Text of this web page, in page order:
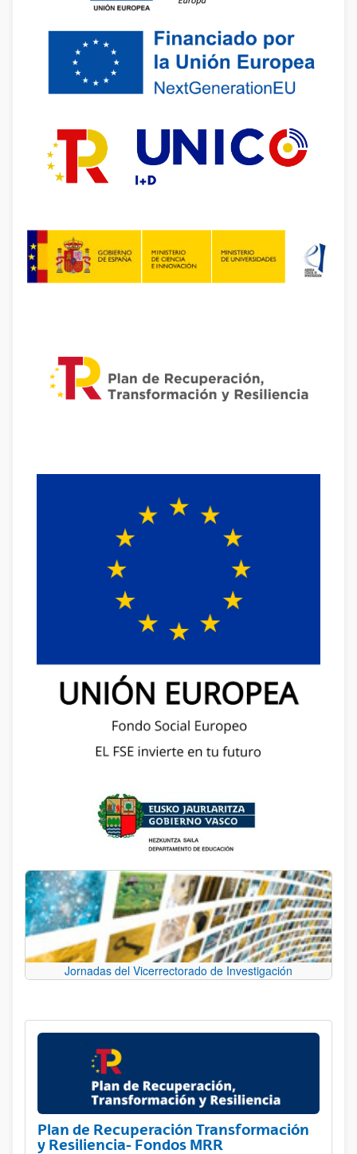
Jornadas del Vicerrectorado de Investigación
Plan de Recuperación Transformación
y Resiliencia- Fondos MRR